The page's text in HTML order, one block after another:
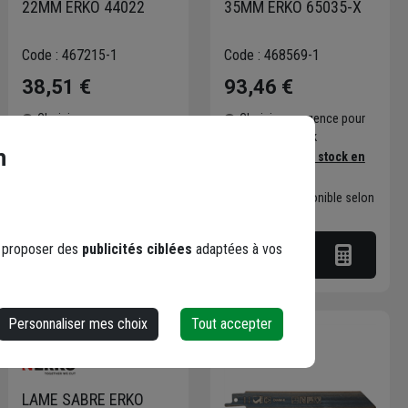
22MM ERKO 44022
Code : 467215-1
38,51 €
Choisir une agence pour
35MM ERKO 65035-X
Code : 468569-1
93,46 €
Choisir une agence pour
vérifier le stock
Trouver du stock en
Livraison disponible selon
LAME SABRE ERKO
des publicités ciblées adaptées à vos
Personnaliser mes choix Tout accepter